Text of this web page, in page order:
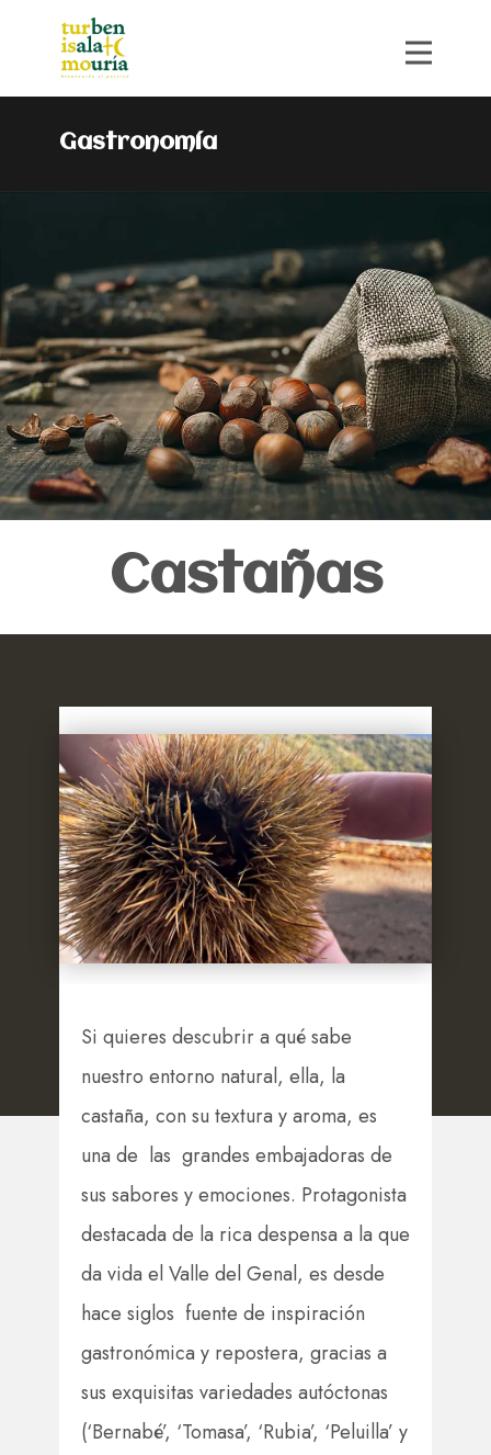
Gastronomía
Castañas
Si quieres descubrir a qué sabe
nuestro entorno natural, ella, la
castaña, con su textura y aroma, es
una de las grandes embajadoras de
sus sabores y emociones. Protagonista
destacada de la rica despensa a la que
da vida el Valle del Genal, es desde
hace siglos fuente de inspiración
gastronómica y repostera, gracias a
sus exquisitas variedades autóctonas
(‘Bernabé’, ‘Tomasa’, ‘Rubia’, ‘Peluilla’ y